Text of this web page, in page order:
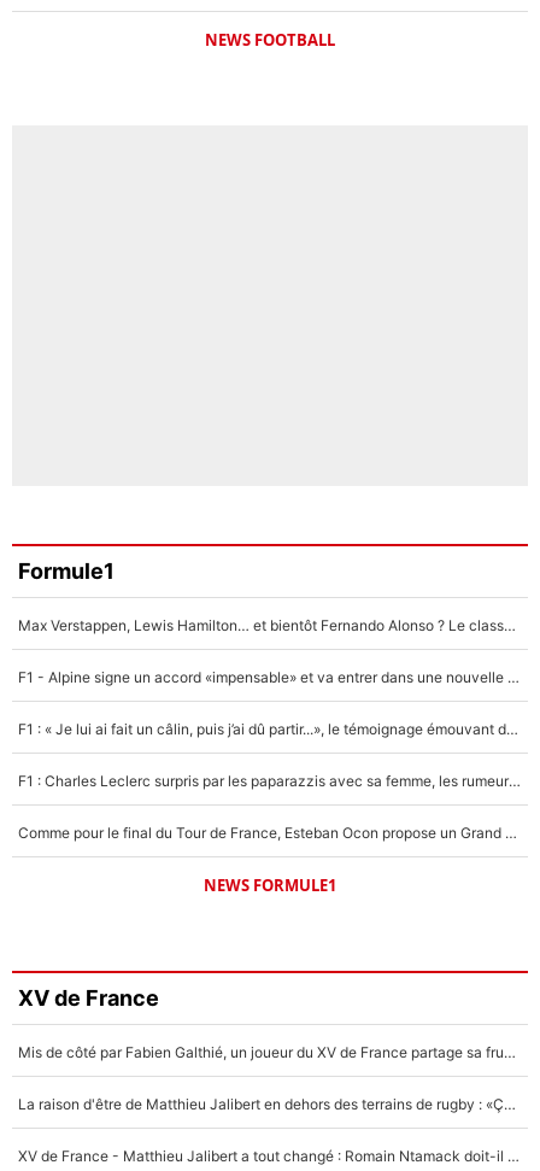
NEWS FOOTBALL
Formule1
Max Verstappen, Lewis Hamilton… et bientôt Fernando Alonso ? Le classement des pilotes les mieux payés en Formule 1 risque de changer !
F1 - Alpine signe un accord «impensable» et va entrer dans une nouvelle dimension : Grande nouvelle pour Pierre Gasly !
F1 : « Je lui ai fait un câlin, puis j’ai dû partir...», le témoignage émouvant de Max Verstappen sur sa fille
F1 : Charles Leclerc surpris par les paparazzis avec sa femme, les rumeurs étaient vraies !
Comme pour le final du Tour de France, Esteban Ocon propose un Grand Prix de Formule 1 à Paris : «Autour de l’Arc de Triomphe, ce serait génial» !
NEWS FORMULE1
XV de France
Mis de côté par Fabien Galthié, un joueur du XV de France partage sa frustration : «ils ne me l’ont pas dit tout de suite»
La raison d'être de Matthieu Jalibert en dehors des terrains de rugby : «Ça m'atteint autant que si tu touches à un membre de ma famille»
XV de France - Matthieu Jalibert a tout changé : Romain Ntamack doit-il s’inquiéter pour sa place à un an de la Coupe du monde ?